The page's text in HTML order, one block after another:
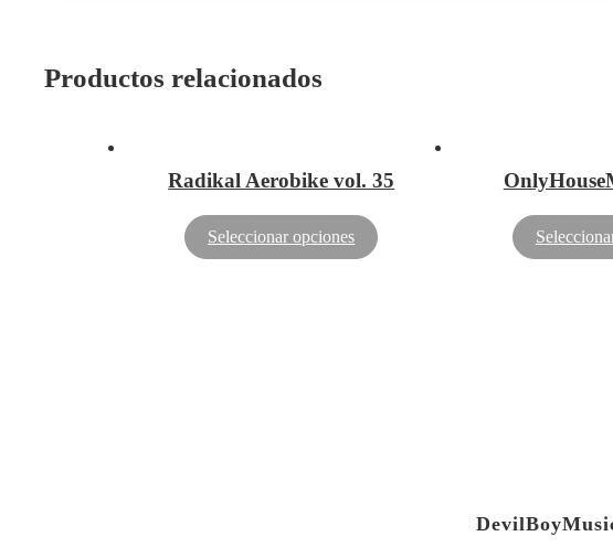
Productos relacionados
Radikal Aerobike vol. 35
Seleccionar opciones